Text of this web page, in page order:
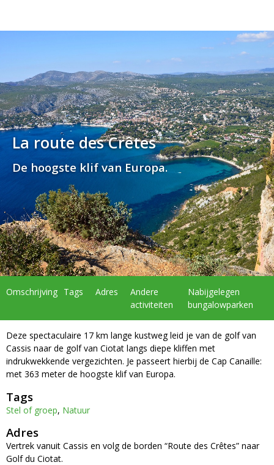
La route des Crêtes
De hoogste klif van Europa.
Omschrijving Tags Adres
Andere
activiteiten
Nabijgelegen
bungalowparken
Deze spectaculaire 17 km lange kustweg leid je van de golf van
Cassis naar de golf van Ciotat langs diepe kliffen met
indrukwekkende vergezichten. Je passeert hierbij de Cap Canaille:
met 363 meter de hoogste klif van Europa.
Tags
Stel of groep, Natuur
Adres
Vertrek vanuit Cassis en volg de borden “Route des Crêtes” naar
Golf du Ciotat.